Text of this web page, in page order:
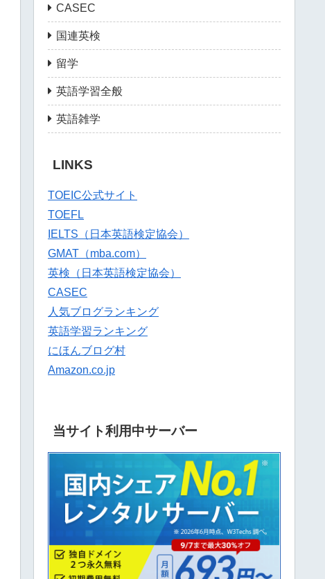
CASEC
国連英検
留学
英語学習全般
英語雑学
LINKS
TOEIC公式サイト
TOEFL
IELTS（日本英語検定協会）
GMAT（mba.com）
英検（日本英語検定協会）
CASEC
人気ブログランキング
英語学習ランキング
にほんブログ村
Amazon.co.jp
当サイト利用中サーバー